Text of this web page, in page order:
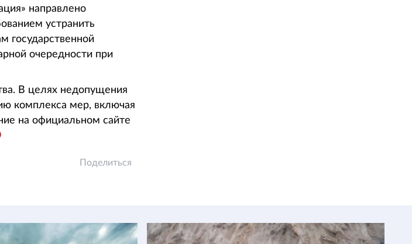
направлено
устранить
государственной
очередности при
В целях недопущения
комплекса мер, включая
на официальном сайте
Поделиться